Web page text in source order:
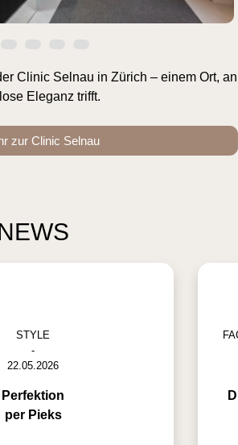
Clinic Selnau in Zürich – einem Ort, an
Eleganz trifft.
zur Clinic Selnau
STYLE
-
22.05.2026
Perfektion
per Pieks